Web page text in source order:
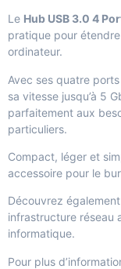
Le Hub USB 3.0 4
pratique pour
ordinateur.
Avec ses quatre
sa vitesse jusqu’à 5
parfaitement aux
particuliers.
Compact, léger et
accessoire pour le
Découvrez
infrastructure réseau
informatique.
Pour plus